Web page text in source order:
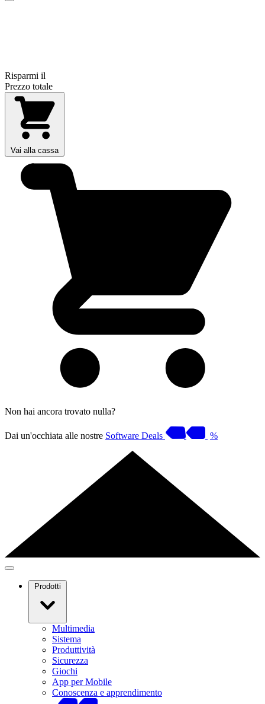
Risparmi il
Prezzo totale
Vai alla cassa
Non hai ancora trovato nulla?
Dai un'occhiata alle nostre Software Deals %
Prodotti
Multimedia
Sistema
Produttività
Sicurezza
Giochi
App per Mobile
Conoscenza e apprendimento